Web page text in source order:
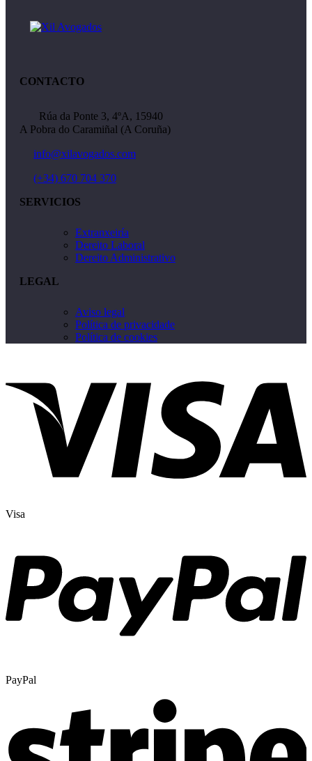
CONTACTO
Rúa da Ponte 3, 4ºA, 15940
A Pobra do Caramiñal (A Coruña)
info@xilavogados.com
(+34) 670 704 370
SERVICIOS
Extranxeiría
Dereito Laboral
Dereito Administrativo
LEGAL
Aviso legal
Política de privacidade
Política de cookies
Visa
PayPal